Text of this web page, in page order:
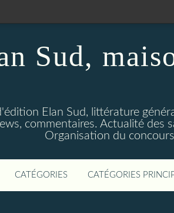
Sud,
Elan Sud, littérature
commentaires. Actualité des
Organisation du
CATÉGORIES CATÉGORIES